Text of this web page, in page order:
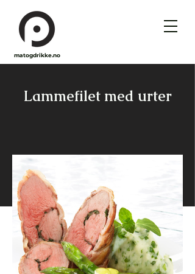
matogdrikke.no
Lammefilet med urter